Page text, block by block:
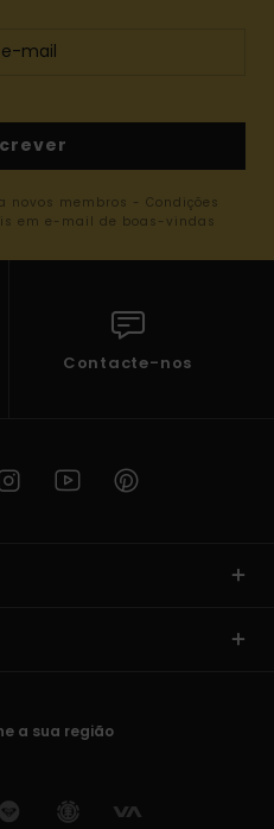
membros - Condições
em e-mail de boas-vindas
Contacte-nos
a sua região